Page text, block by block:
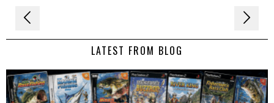
Navigation
de LATEST FROM BLOG